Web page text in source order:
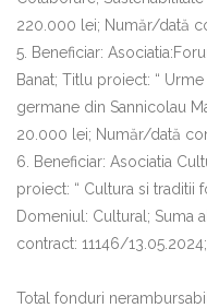
220.000 lei; Număr/dată
5. Beneficiar:
Banat; Titlu proiect: “
germane din Sannicolau
20.000 lei; Număr/dată
6. Beneficiar: Asociatia
proiect: “ Cultura si traditii
Domeniul: Cultural; Suma
contract: 11146/
Total fonduri